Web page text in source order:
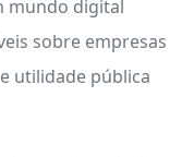
mundo digital
sobre empresas
utilidade pública